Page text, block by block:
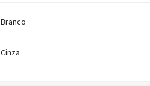
Branco
Cinza